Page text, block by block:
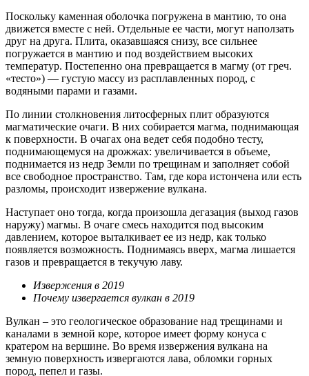
Поскольку каменная оболочка погружена в мантию, то она
движется вместе с ней. Отдельные ее части, могут наползать
друг на друга. Плита, оказавшаяся снизу, все сильнее
погружается в мантию и под воздействием высоких
температур. Постепенно она превращается в магму (от греч.
«тесто») — густую массу из расплавленных пород, с
водяными парами и газами.
По линии столкновения литосферных плит образуются
магматические очаги. В них собирается магма, поднимающая
к поверхности. В очагах она ведет себя подобно тесту,
поднимающемуся на дрожжах: увеличивается в объеме,
поднимается из недр Земли по трещинам и заполняет собой
все свободное пространство. Там, где кора истончена или есть
разломы, происходит извержение вулкана.
Наступает оно тогда, когда произошла дегазация (выход газов
наружу) магмы. В очаге смесь находится под высоким
давлением, которое выталкивает ее из недр, как только
появляется возможность. Поднимаясь вверх, магма лишается
газов и превращается в текучую лаву.
Извержения в 2019
Почему извергается вулкан в 2019
Вулкан – это геологическое образование над трещинами и
каналами в земной коре, которое имеет форму конуса с
кратером на вершине. Во время извержения вулкана на
земную поверхность извергаются лава, обломки горных
пород, пепел и газы.